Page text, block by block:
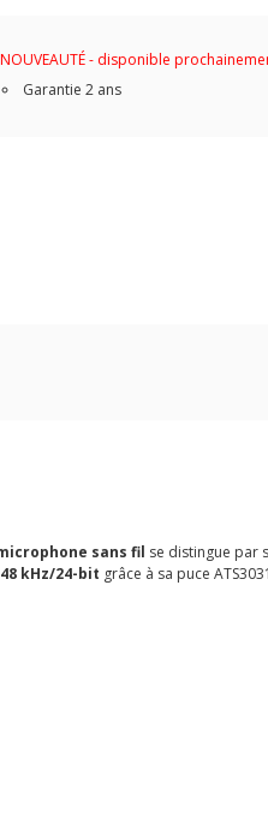
NOUVEAUTÉ - disponible
Garantie 2 ans
sans fil se distingue par
48 kHz/24-bit grâce à sa puce